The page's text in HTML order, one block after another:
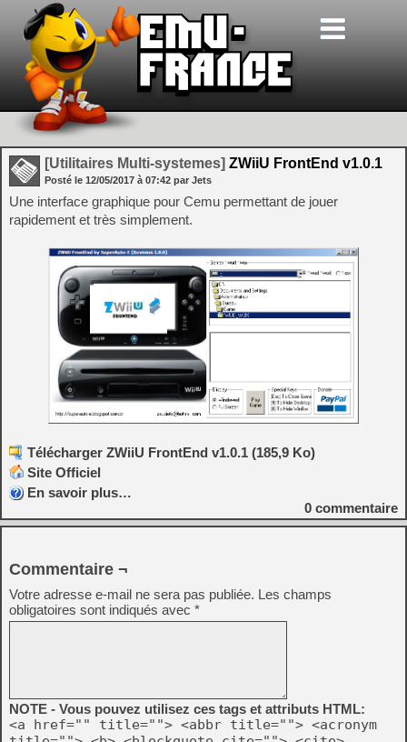
[Utilitaires Multi-systemes] ZWiiU FrontEnd v1.0.1
Posté le 12/05/2017 à 07:42 par Jets
Une interface graphique pour Cemu permettant de jouer
rapidement et très simplement.
Télécharger ZWiiU FrontEnd v1.0.1 (185,9 Ko)
Site Officiel
En savoir plus…
0 commentaire
Commentaire ¬
Votre adresse e-mail ne sera pas publiée. Les champs
obligatoires sont indiqués avec *
NOTE - Vous pouvez utilisez ces tags et attributs HTML:
<a href="" title=""> <abbr title=""> <acronym